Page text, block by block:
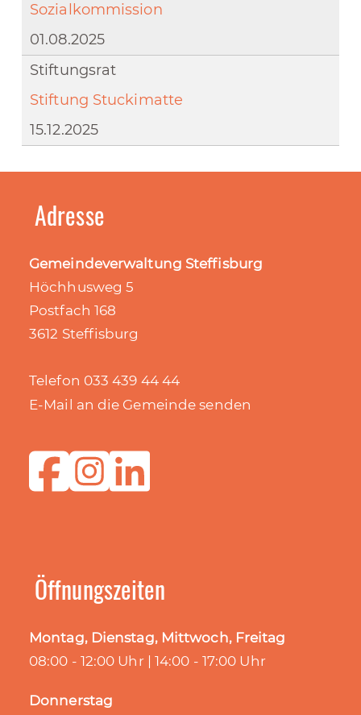
Sozialkommission
01.08.2025
Stiftungsrat
Stiftung Stuckimatte
15.12.2025
Adresse
Gemeindeverwaltung Steffisburg
Höchhusweg 5
Postfach 168
3612 Steffisburg
Telefon 033 439 44 44
E-Mail an die Gemeinde senden
Öffnungszeiten
Montag, Dienstag, Mittwoch, Freitag
08:00 - 12:00 Uhr | 14:00 - 17:00 Uhr
Donnerstag